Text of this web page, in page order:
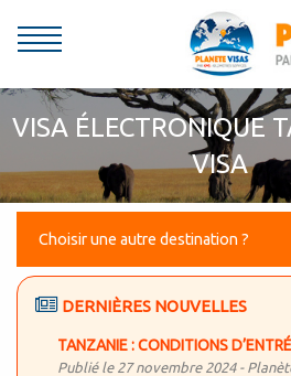
VISA ÉLECTRONIQUE
VISA
DERNIÈRES NOUVELLES
TANZANIE : CONDITIONS
Publié le 27 novembre 2024 -